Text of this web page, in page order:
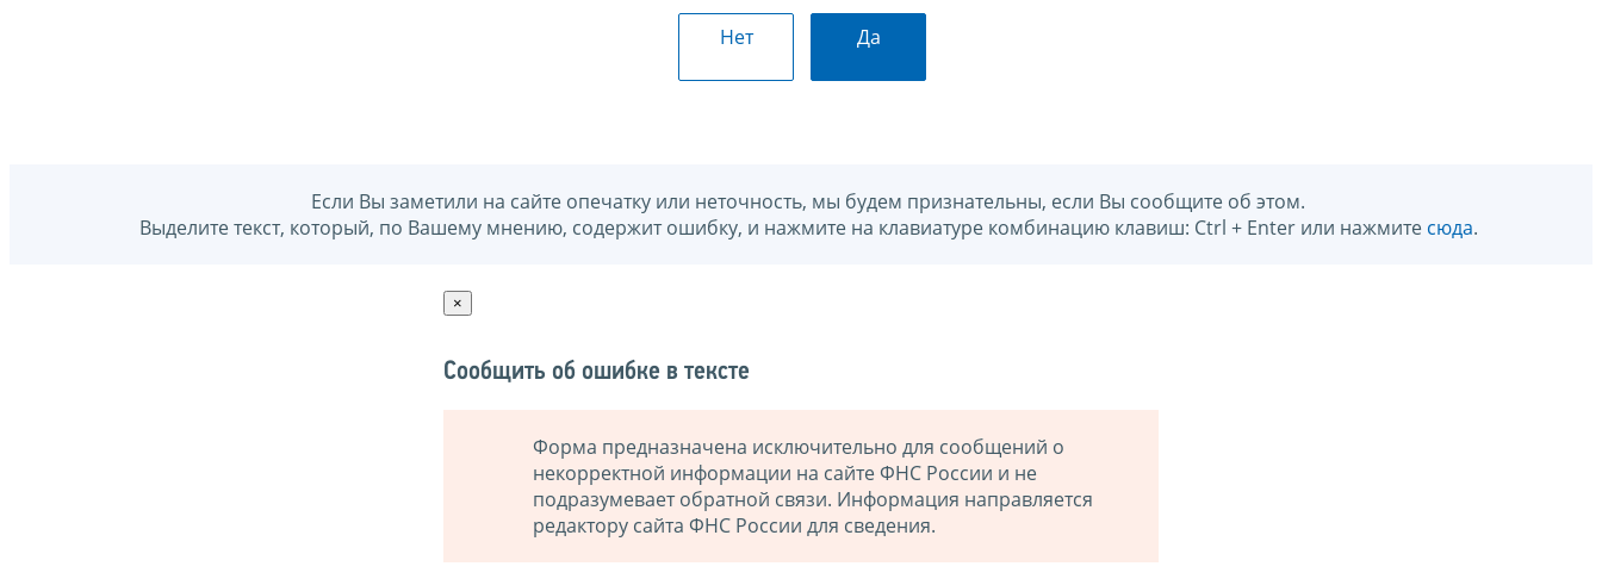
Нет Да
Если Вы заметили на сайте опечатку или неточность, мы будем признательны, если Вы сообщите об этом.
Выделите текст, который, по Вашему мнению, содержит ошибку, и нажмите на клавиатуре комбинацию клавиш: Ctrl + Enter или нажмите сюда.
×
Сообщить об ошибке в тексте
Форма предназначена исключительно для сообщений о
некорректной информации на сайте ФНС России и не
подразумевает обратной связи. Информация направляется
редактору сайта ФНС России для сведения.